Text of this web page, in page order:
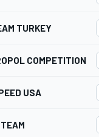
TURKEY
COMPETITION
USA